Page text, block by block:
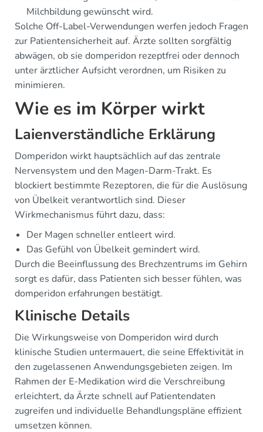
Milchbildung gewünscht wird.
Solche Off-Label-Verwendungen werfen jedoch Fragen
zur Patientensicherheit auf. Ärzte sollten sorgfältig
abwägen, ob sie domperidon rezeptfrei oder dennoch
unter ärztlicher Aufsicht verordnen, um Risiken zu
minimieren.
Wie es im Körper wirkt
Laienverständliche Erklärung
Domperidon wirkt hauptsächlich auf das zentrale
Nervensystem und den Magen-Darm-Trakt. Es
blockiert bestimmte Rezeptoren, die für die Auslösung
von Übelkeit verantwortlich sind. Dieser
Wirkmechanismus führt dazu, dass:
Der Magen schneller entleert wird.
Das Gefühl von Übelkeit gemindert wird.
Durch die Beeinflussung des Brechzentrums im Gehirn
sorgt es dafür, dass Patienten sich besser fühlen, was
domperidon erfahrungen bestätigt.
Klinische Details
Die Wirkungsweise von Domperidon wird durch
klinische Studien untermauert, die seine Effektivität in
den zugelassenen Anwendungsgebieten zeigen. Im
Rahmen der E-Medikation wird die Verschreibung
erleichtert, da Ärzte schnell auf Patientendaten
zugreifen und individuelle Behandlungspläne effizient
umsetzen können.